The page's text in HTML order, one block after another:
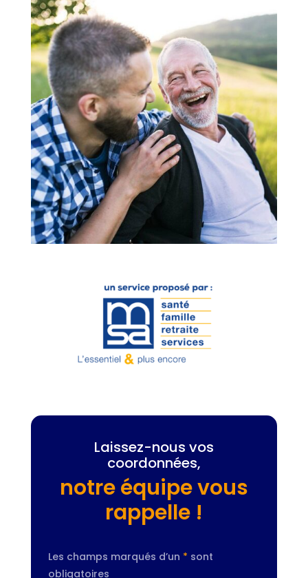
Laissez-nous vos
coordonnées,
notre équipe vous
rappelle !
Les champs marqués d’un * sont
obligatoires